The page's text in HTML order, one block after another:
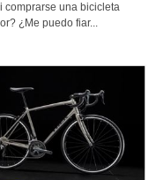
comprarse una bicicleta
¿Me puedo fiar...